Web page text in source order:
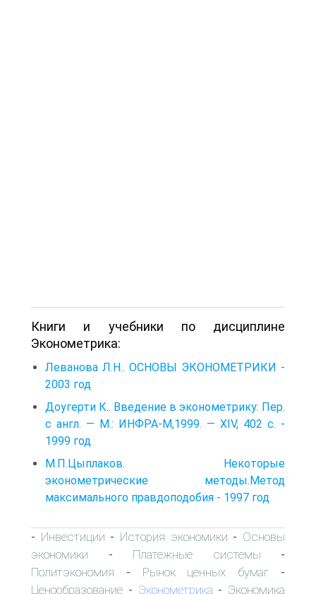
Книги и учебники по дисциплине
Эконометрика:
Леванова Л.Н.. ОСНОВЫ ЭКОНОМЕТРИКИ -
2003 год
Доугерти К.. Введение в эконометрику: Пер.
с англ. — М.: ИНФРА-М,1999. — XIV, 402 с. -
1999 год
М.П.Цыплаков. Некоторые
эконометрические методы.Метод
максимального правдоподобия - 1997 год
- Инвестиции - История экономики - Основы
экономики - Платежные системы -
Политэкономия - Рынок ценных бумаг -
Ценообразование - Эконометрика - Экономика